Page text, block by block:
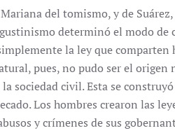
del tomismo, y de
determinó el modo
la ley que
pues, no pudo ser el origen
sociedad civil. Esta se
Los hombres crearon las
y crímenes de sus